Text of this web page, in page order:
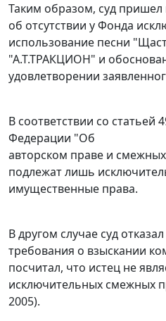
Таким образом, суд
об отсутствии у Фонда
использование песни
"А.Т.ТРАКЦИОН" и
удовлетворении
В соответствии со статьей
Федерации "Об
авторском праве и
подлежат лишь
имущественные права.
В другом случае суд
требования о взыскании
посчитал, что истец не
исключительных смежных
2005).